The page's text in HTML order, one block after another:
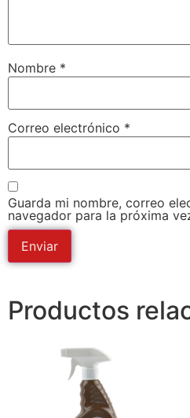
Nombre *
Correo electrónico *
Guarda mi nombre, correo
navegador para la próxima
Productos